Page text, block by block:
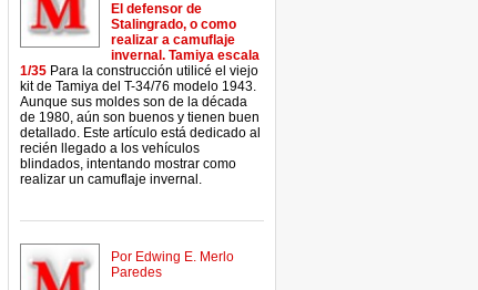
El defensor de
Stalingrado, o como
realizar a camuflaje
invernal. Tamiya escala
1/35 Para la construcción utilicé el viejo
kit de Tamiya del T-34/76 modelo 1943.
Aunque sus moldes son de la década
de 1980, aún son buenos y tienen buen
detallado. Este artículo está dedicado al
recién llegado a los vehículos
blindados, intentando mostrar como
realizar un camuflaje invernal.
Por Edwing E. Merlo
Paredes